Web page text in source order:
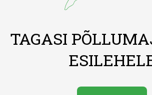
TAGASI